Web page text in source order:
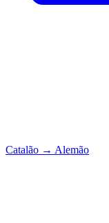
Catalão → Alemão